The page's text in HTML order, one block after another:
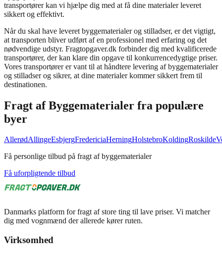
transportører kan vi hjælpe dig med at få dine materialer leveret
sikkert og effektivt.
Når du skal have leveret byggematerialer og stilladser, er det vigtigt,
at transporten bliver udført af en professionel med erfaring og det
nødvendige udstyr. Fragtopgaver.dk forbinder dig med kvalificerede
transportører, der kan klare din opgave til konkurrencedygtige priser.
Vores transportører er vant til at håndtere levering af byggematerialer
og stilladser og sikrer, at dine materialer kommer sikkert frem til
destinationen.
Fragt afByggematerialer fra populære
byer
AllerødAllingeEsbjergFredericiaHerningHolstebroKoldingRoskilde
Få personlige tilbud på fragt af byggematerialer
Få uforpligtende tilbud
Danmarks platform for fragt af store ting til lave priser. Vi matcher
dig med vognmænd der allerede kører ruten.
Virksomhed